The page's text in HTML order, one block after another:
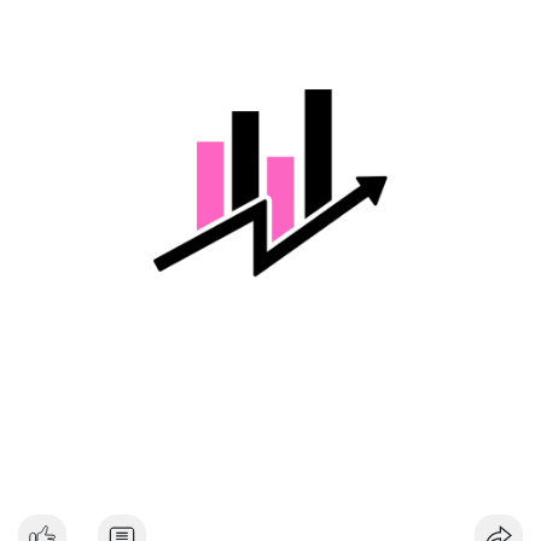
Lời khuyên cho nhà đầu tư nhỏ lẻ:
theo từ ví này. Tránh hành động theo cảm tính, ưu tiên quản trị
rủi ro và không sử dụng đòn bẩy quá mức trong giai đoạn biến